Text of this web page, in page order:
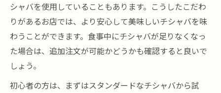
シャバを使用していることもあります。こうしたこだわ
りがあるお店では、より安心して美味しいチシャバを味
わうことができます。食事中にチシャバが足りなくなっ
た場合は、追加注文が可能かどうかも確認すると良いで
しょう。
初心者の方は、まずはスタンダードなチシャバから試